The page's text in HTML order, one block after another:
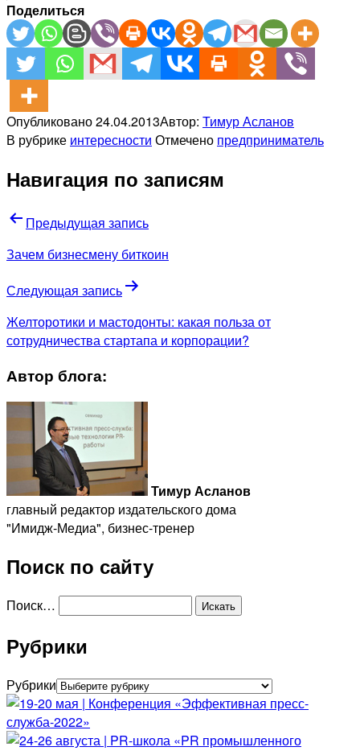
Поделиться
Опубликовано24.04.2013Автор: Тимур Асланов
В рубрике интересности Отмечено предприниматель
Навигация по записям
Предыдущая запись
Зачем бизнесмену биткоин
Следующая запись
Желторотики и мастодонты: какая польза от
сотрудничества стартапа и корпорации?
Автор блога:
Тимур Асланов
главный редактор издательского дома
"Имидж-Медиа", бизнес-тренер
Поиск по сайту
Поиск…
Рубрики
Рубрики